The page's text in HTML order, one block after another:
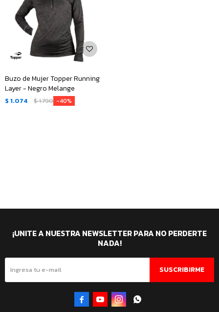
Buzo de Mujer Topper Running
Layer - Negro Melange
$ 1.074 $1.790 40
¡UNITE A NUESTRA NEWSLETTER PARA NO PERDERTE
NADA!
SUSCRIBIRME
   